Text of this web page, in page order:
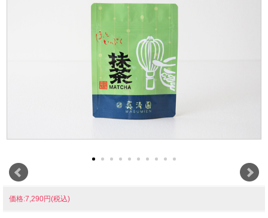
価格:7,290円(税込)